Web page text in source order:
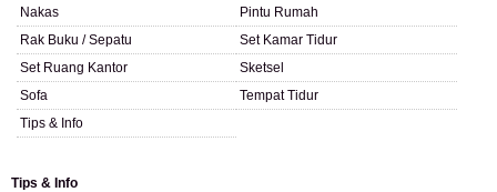
Nakas
Pintu Rumah
Rak Buku / Sepatu
Set Kamar Tidur
Set Ruang Kantor
Sketsel
Sofa
Tempat Tidur
Tips & Info
Tips & Info